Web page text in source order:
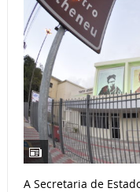
A Secretaria de